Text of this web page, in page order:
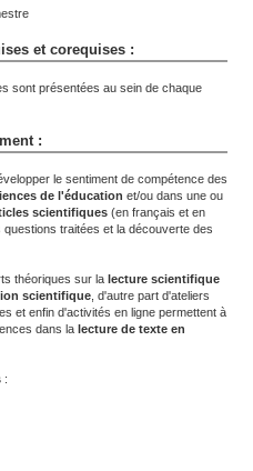
et corequises :
sont présentées au sein de chaque
:
le sentiment de compétence des
de l'éducation et/ou dans une ou
scientifiques (en français et en
questions traitées et la découverte des
théoriques sur la lecture scientifique
scientifique , d'autre part d'ateliers
et enfin d'activités en ligne permettent à
dans la lecture de texte en
: